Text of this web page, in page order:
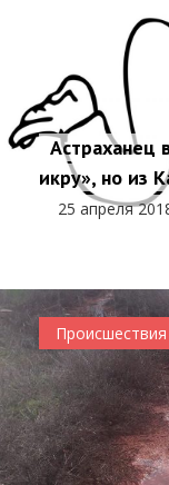
Астраханец
икру», но из
25 апреля
Происшествия